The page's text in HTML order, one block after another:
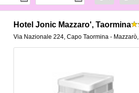
Hotel Jonic Mazzaro', Taormina
Via Nazionale 224, Capo Taormina - Mazzarò,